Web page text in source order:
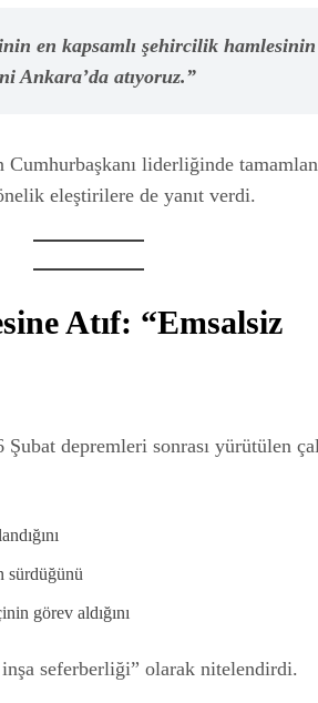
en kapsamlı şehircilik hamlesinin
Ankara’da atıyoruz.”
liderliğinde
eleştirilere de yanıt verdi.
Atıf: “Emsalsiz
depremleri sonrası yürütülen
sürdüğünü
görev aldığını
seferberliği” olarak nitelendirdi.